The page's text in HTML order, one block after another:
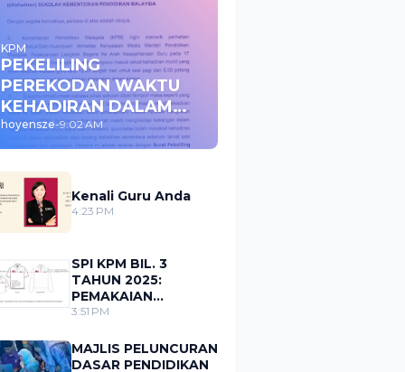
KPM
PEKELILING
PEREKODAN WAKTU
KEHADIRAN DALAM
APDM SEKOLAH KPM
2023
hoyensze-9:02 AM
Kenali Guru Anda
4:23 PM
SPI KPM BIL. 3
TAHUN 2025:
PEMAKAIAN
LENCANA JALUR
PAKAIAN SERAGAM
MURID
3:51 PM
MAJLIS PELUNCURAN
DASAR PENDIDIKAN